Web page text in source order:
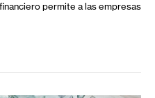
permite a las empresas